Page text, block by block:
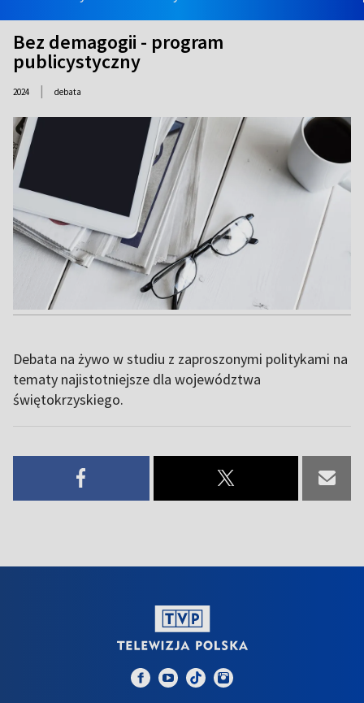
Bez demagogii - program
publicystyczny
2024 | debata
Debata na żywo w studiu z zaproszonymi politykami na
tematy najistotniejsze dla województwa
świętokrzyskiego.